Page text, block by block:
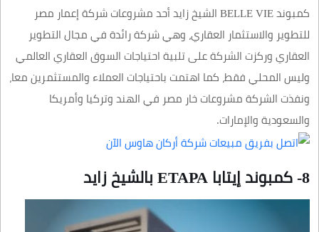
كمبوند BELLE VIE الشيخ زايد أحد مشروعات شركة إعمار مصر
للتطوير والاستثمار العقاري، وهي شركة رائدة في مجال التطوير
العقاري وركزت الشركة على تلبية احتياجات السوق العقاري العالمي
وليس المحلي فقط، كما اهتمت باحتياجات العملاء والمستثمرين معا،
ونفذت الشركة مشروعات خار مصر في الهند وتركيا وأمريكا
والسعودية والإمارات.
8- كمبوند إيتابا ETAPA بالشيخ زايد